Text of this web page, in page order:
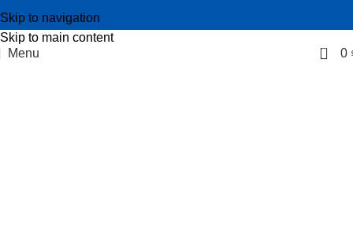
Skip to navigation
Skip to main content
Menu
0 0